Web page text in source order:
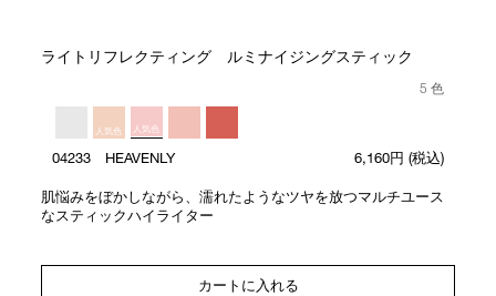
ライトリフレクティング ルミナイジングスティック
5 色
人気色 人気色
04233 HEAVENLY 6,160円 (税込)
肌悩みをぼかしながら、濡れたようなツヤを放つマルチユース
なスティックハイライター
カートに入れる